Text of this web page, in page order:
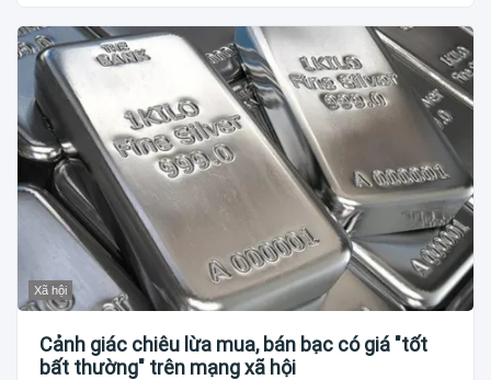
Xã hội
Cảnh giác chiêu lừa mua, bán bạc có giá "tốt
bất thường" trên mạng xã hội